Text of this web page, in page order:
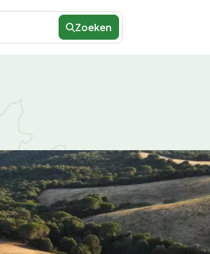
Zoeken